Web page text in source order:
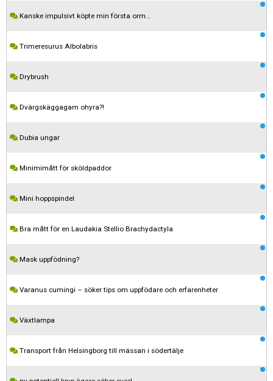
Kanske impulsivt köpte min första orm…
Trimeresurus Albolabris
Drybrush
Dvärgskäggagam ohyra?!
Dubia ungar
Minimimått för sköldpaddor
Mini hoppspindel
Bra mått för en Laudakia Stellio Brachydactyla
Mask uppfödning?
Varanus cumingi – söker tips om uppfödare och erfarenheter
Växtlampa
Transport från Helsingborg till mässan i södertälje